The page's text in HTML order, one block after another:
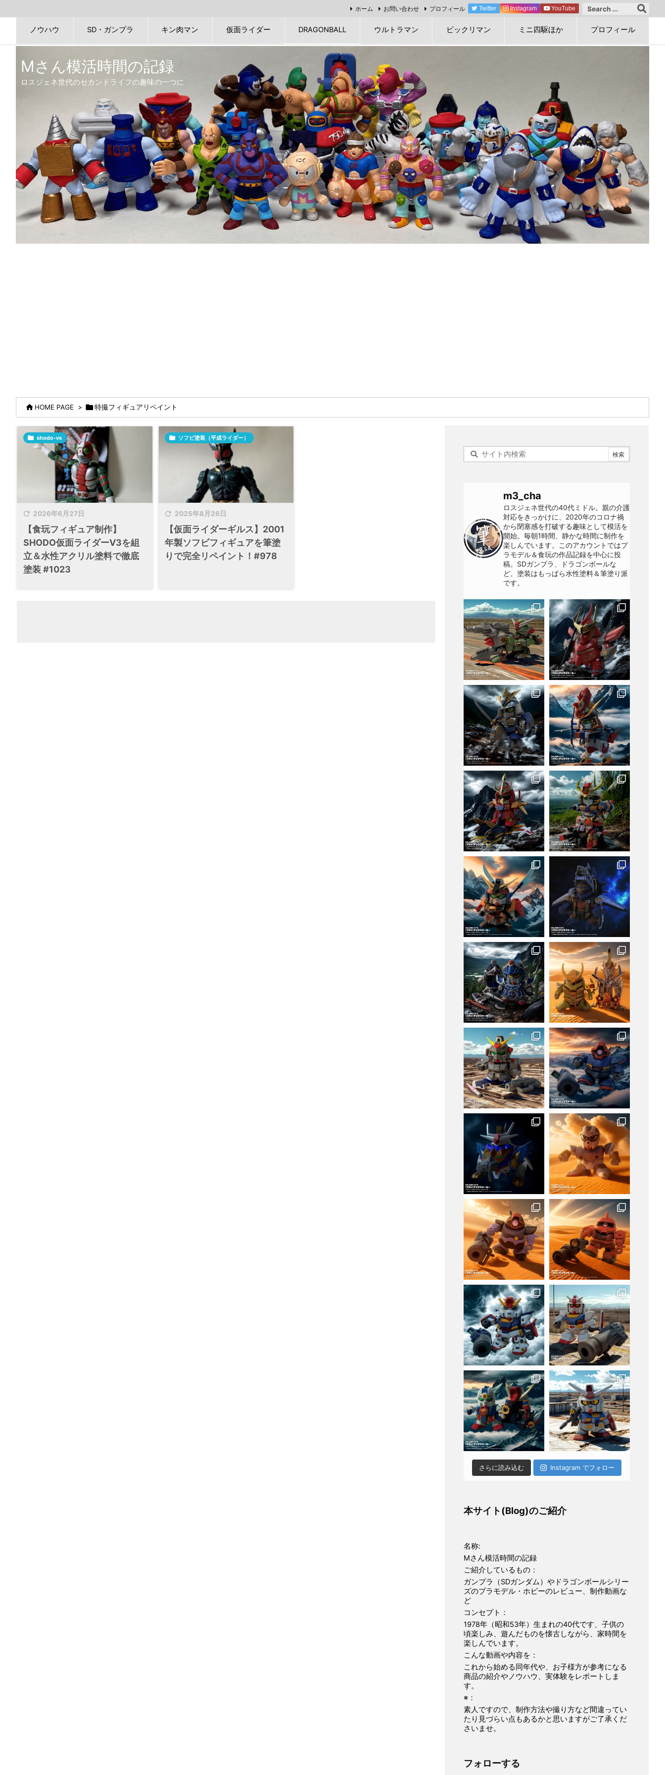
ノウハウ SD・ガンプラ キン肉マン 仮面ライダー DRAGONBALL ウルトラマン ビックリマン ミニ四駆ほか プロフィール
ホーム お問い合わせ プロフィール Twitter Instagram YouTube
Mさん模活時間の記録
ロスジェネ世代のセカンドライフの趣味の一つに
 HOME PAGE > 特撮フィギュアリペイント
 2026年6月27日
 shodo-vs
【食玩フィギュア制作】
SHODO仮面ライダーV3を組
立＆水性アクリル塗料で徹底
塗装 #1023
 2025年8月26日
 ソフビ塗装（平成ライダー）
【仮面ライダーギルス】2001
年製ソフビフィギュアを筆塗
りで完全リペイント！#978
m3_cha
ロスジェネ世代の40代ミドル。親の介護
対応をきっかけに、2020年のコロナ禍
から閉塞感を打破する趣味として模活を
開始。毎朝1時間、静かな時間に制作を
楽しんでいます。このアカウントではプ
ラモデル＆食玩の作品記録を中心に投
稿。SDガンプラ、ドラゴンボールな
ど。塗装はもっぱら水性塗料＆筆塗り派
です。
さらに読み込む Instagram でフォロー
本サイト(Blog)のご紹介
名称:
Mさん模活時間の記録
ご紹介しているもの：
ガンプラ（SDガンダム）やドラゴンボールシリー
ズのプラモデル・ホビーのレビュー、制作動画な
ど
コンセプト：
1978年（昭和53年）生まれの40代です、子供の
頃楽しみ、遊んだものを懐古しながら、家時間を
楽しんでいます。
こんな動画や内容を：
これから始める同年代や、お子様方が参考になる
商品の紹介やノウハウ、実体験をレポートしま
す。
※：
素人ですので、制作方法や撮り方など間違ってい
たり見づらい点もあるかと思いますがご了承くだ
さいませ。
フォローする